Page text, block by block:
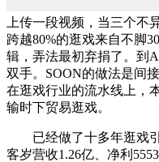
上传一段视频，当三个不
跨越80%的逛戏来自不脚
辑，弄法最初弃捐了。到
双手。SOON的做法是间
在逛戏行业的流水线上，
输时下贸易逛戏。
已经做了十多年逛戏引
客岁营收1.26亿、净利